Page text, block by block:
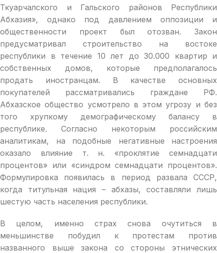
Ткуарчалского и Гальского районов Республики
Абхазия», однако под давлением оппозиции и
общественности проект был отозван. Закон
предусматривал строительство на востоке
республики в течение 10 лет до 30.000 квартир и
собственных домов, которые предполагалось
продать иностранцам. В качестве основных
покупателей рассматривались граждане РФ.
Абхазское общество усмотрело в этом угрозу и без
того хрупкому демографическому балансу в
республике. Согласно некоторым российским
аналитикам, на подобные негативные настроения
оказало влияние т. н. «проклятие семнадцати
процентов» или «синдром семнадцати процентов».
Формулировка появилась в период развала СССР,
когда титульная нация – абхазы, составляли лишь
шестую часть населения республики.
В целом, именно страх снова очутиться в
меньшинстве побудил к протестам против
названного выше закона со стороны этнических